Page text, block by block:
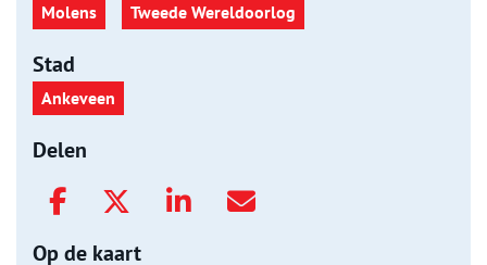
Molens Tweede Wereldoorlog
Stad
Ankeveen
Delen
Op de kaart